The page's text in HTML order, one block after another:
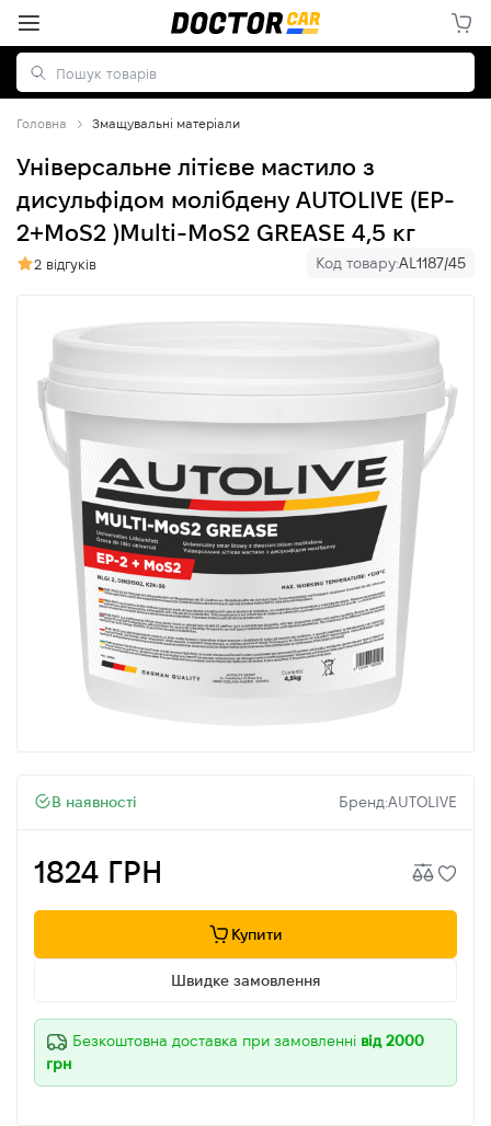
Головна Змащувальні матеріали
Універсальне літієве мастило з
дисульфідом молібдену AUTOLIVE (EP-
2+MoS2 )Multi-MoS2 GREASE 4,5 кг
2 відгуків Код товару:AL1187/45
В наявності Бренд:AUTOLIVE
1824 ГРН
Купити
Швидке замовлення
Безкоштовна доставка при замовленні від 2000
грн